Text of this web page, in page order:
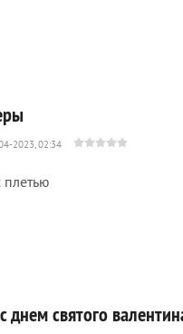
2023, 02:34
днем святого